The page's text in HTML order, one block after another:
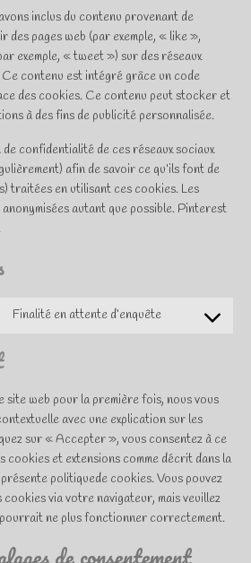
inclus du contenu provenant de
pages web (par exemple, « like »,
exemple, « tweet ») sur des réseaux
contenu est intégré grâce un code
des cookies. Ce contenu peut stocker et
à des fins de publicité personnalisée.
confidentialité de ces réseaux sociaux
afin de savoir ce qu’ils font de
traitées en utilisant ces cookies. Les
autant que possible. Pinterest
Finalité en attente d’enquête
Consent
site web pour la première fois, nous vous
avec une explication sur les
sur « Accepter », vous consentez à ce
cookies et extensions comme décrit dans la
politiquede cookies. Vous pouvez
via votre navigateur, mais veuillez
ne plus fonctionner correctement.
de consentement